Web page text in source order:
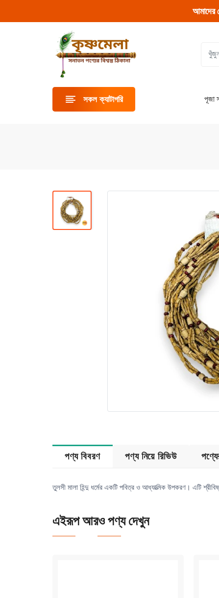
সকল ক্যাটাগরি পূজা
পণ্য বিবরণ পণ্য নিয়ে রিভিউ
তুলসী মালা হিন্দু ধর্মের একটি পবিত্র ও আধ্যাত্মিক উপকরণ। এটি
এইরূপ আরও পণ্য দেখুন